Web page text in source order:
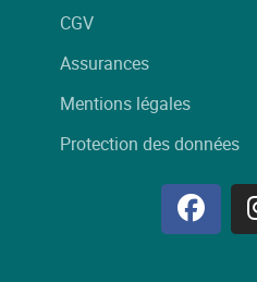
CGV
Assurances
Mentions légales
Protection des données